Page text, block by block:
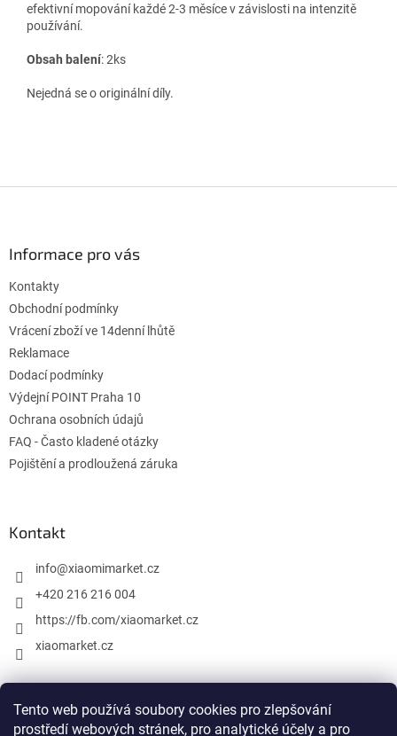
Tento web používá soubory cookies pro zlepšování
prostředí webových stránek, pro analytické účely a pro
efektivní mopování každé 2-3 měsíce v závislosti na intenzitě
používání.
Obsah balení: 2ks
Nejedná se o originální díly.
Informace pro vás
Kontakty
Obchodní podmínky
Vrácení zboží ve 14denní lhůtě
Reklamace
Dodací podmínky
Výdejní POINT Praha 10
Ochrana osobních údajů
FAQ - Často kladené otázky
Pojištění a prodloužená záruka
Kontakt
info@xiaomimarket.cz
+420 216 216 004
https://fb.com/xiaomarket.cz
xiaomarket.cz
Vytvořil Shoptet